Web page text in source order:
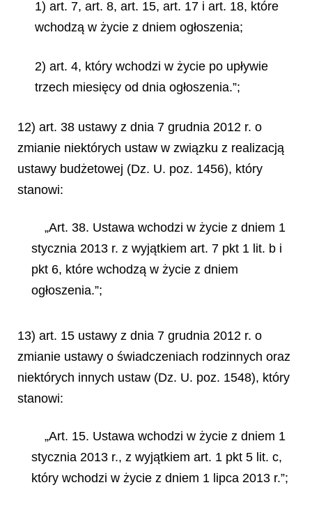
1) art. 7, art. 8, art. 15, art. 17 i art. 18, które
wchodzą w życie z dniem ogłoszenia;
2) art. 4, który wchodzi w życie po upływie
trzech miesięcy od dnia ogłoszenia.”;
12) art. 38 ustawy z dnia 7 grudnia 2012 r. o
zmianie niektórych ustaw w związku z realizacją
ustawy budżetowej (Dz. U. poz. 1456), który
stanowi:
„Art. 38. Ustawa wchodzi w życie z dniem 1
stycznia 2013 r. z wyjątkiem art. 7 pkt 1 lit. b i
pkt 6, które wchodzą w życie z dniem
ogłoszenia.”;
13) art. 15 ustawy z dnia 7 grudnia 2012 r. o
zmianie ustawy o świadczeniach rodzinnych oraz
niektórych innych ustaw (Dz. U. poz. 1548), który
stanowi:
„Art. 15. Ustawa wchodzi w życie z dniem 1
stycznia 2013 r., z wyjątkiem art. 1 pkt 5 lit. c,
który wchodzi w życie z dniem 1 lipca 2013 r.”;